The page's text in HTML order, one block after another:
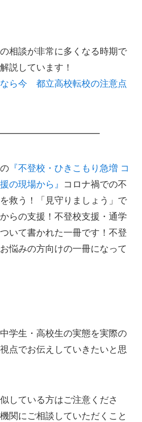
相談が非常に多くなる時期で
説しています！
ら今 都立高校転校の注意点
『不登校・ひきこもり急増 コ
の現場から』 コロナ禍での不
救う！「見守りましょう」で
らの支援！不登校支援・通学
いて書かれた一冊です！不登
悩みの方向けの一冊になって
学生・高校生の実態を実際の
点でお伝えしていきたいと思
している方はご注意くださ
関にご相談していただくこと